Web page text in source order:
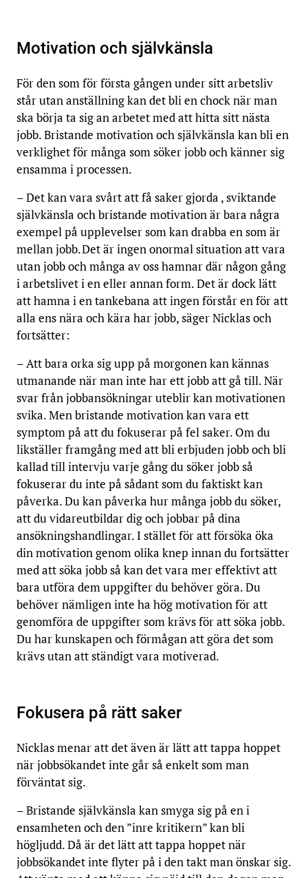
Motivation och självkänsla
För den som för första gången under sitt arbetsliv
står utan anställning kan det bli en chock när man
ska börja ta sig an arbetet med att hitta sitt nästa
jobb. Bristande motivation och självkänsla kan bli en
verklighet för många som söker jobb och känner sig
ensamma i processen.
–Det kan vara svårt att få saker gjorda , sviktande
självkänsla och bristande motivation är bara några
exempel på upplevelser som kan drabba en som är
mellan jobb. Det är ingen onormal situation att vara
utan jobb och många av oss hamnar där någon gång
i arbetslivet i en eller annan form. Det är dock lätt
att hamna i en tankebana att ingen förstår en för att
alla ens nära och kära har jobb, säger Nicklas och
fortsätter:
– Att bara orka sig upp på morgonen kan kännas
utmanande när man inte har ett jobb att gå till. När
svar från jobbansökningar uteblir kan motivationen
svika. Men bristande motivation kan vara ett
symptom på att du fokuserar på fel saker. Om du
likställer framgång med att bli erbjuden jobb och bli
kallad till intervju varje gång du söker jobb så
fokuserar du inte på sådant som du faktiskt kan
påverka. Du kan påverka hur många jobb du söker,
att du vidareutbildar dig och jobbar på dina
ansökningshandlingar. I stället för att försöka öka
din motivation genom olika knep innan du fortsätter
med att söka jobb så kan det vara mer effektivt att
bara utföra demuppgifter du behöver göra. Du
behöver nämligen inte ha hög motivation för att
genomföra de uppgifter som krävs för att söka jobb.
Du har kunskapen och förmågan att göra det som
krävs utan att ständigt vara motiverad.
Fokusera på rätt saker
Nicklas menar att det även är lätt att tappa hoppet
när jobbsökandet inte går så enkelt som man
förväntat sig.
– Bristande självkänsla kan smyga sig på en i
ensamheten och den ”inre kritikern” kan bli
högljudd. Då är det lätt att tappa hoppet när
jobbsökandet inte flyter på i den takt man önskar sig.